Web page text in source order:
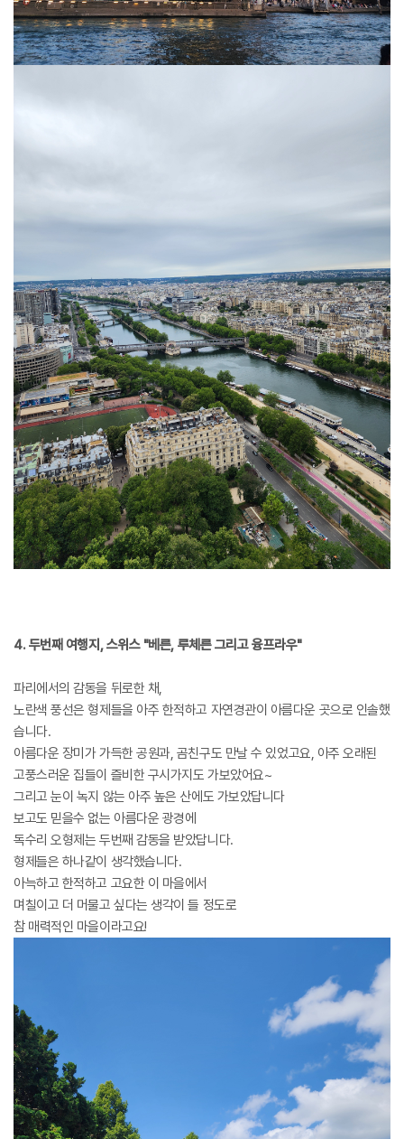
4. 두번째 여행지, 스위스 "베른, 루체른 그리고 융프라우"
파리에서의 감동을 뒤로한 채,
노란색 풍선은 형제들을 아주 한적하고 자연경관이 아름다운 곳으로 인솔했
습니다.
아름다운 장미가 가득한 공원과, 곰친구도 만날 수 있었고요, 아주 오래된
고풍스러운 집들이 즐비한 구시가지도 가보았어요~
그리고 눈이 녹지 않는 아주 높은 산에도 가보았답니다
보고도 믿을수 없는 아름다운 광경에
독수리 오형제는 두번째 감동을 받았답니다.
형제들은 하나같이 생각했습니다.
아늑하고 한적하고 고요한 이 마을에서
며칠이고 더 머물고 싶다는 생각이 들 정도로
참 매력적인 마을이라고요!